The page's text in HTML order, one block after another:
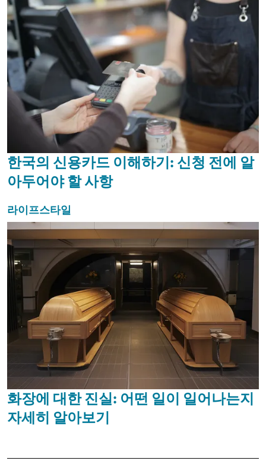
한국의 신용카드 이해하기: 신청 전에 알
아두어야 할 사항
라이프스타일
화장에 대한 진실: 어떤 일이 일어나는지
자세히 알아보기